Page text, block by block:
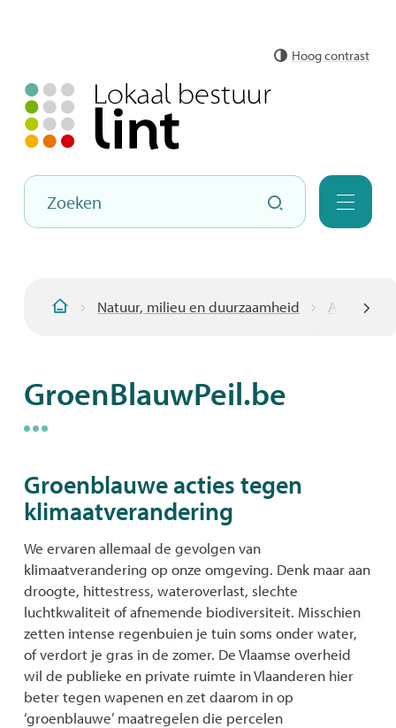
Hoog contrast
Hoe
kunnen
we
Zoeken
Menu
Natuur, milieu en duurzaamheid Acties
GroenBlauwPeil.be
Groenblauwe acties tegen
klimaatverandering
We ervaren allemaal de gevolgen van
klimaatverandering op onze omgeving. Denk maar aan
droogte, hittestress, wateroverlast, slechte
luchtkwaliteit of afnemende biodiversiteit. Misschien
zetten intense regenbuien je tuin soms onder water,
of verdort je gras in de zomer. De Vlaamse overheid
wil de publieke en private ruimte in Vlaanderen hier
beter tegen wapenen en zet daarom in op
‘groenblauwe’ maatregelen die percelen